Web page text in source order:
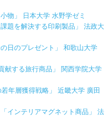
物」 日本大学 水野学ゼミ
題を解決する印刷製品」 法政大
日のプレゼント」 和歌山大学
献する旅行商品」 関西学院大学
年層獲得戦略」 近畿大学 廣田
インテリアマグネット商品」 法